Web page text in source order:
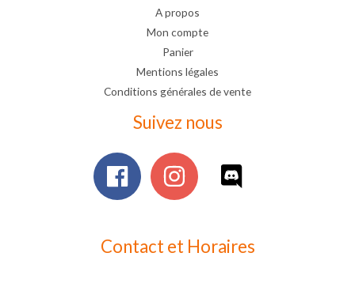
A propos
Mon compte
Panier
Mentions légales
Conditions générales de vente
Suivez nous
Contact et Horaires